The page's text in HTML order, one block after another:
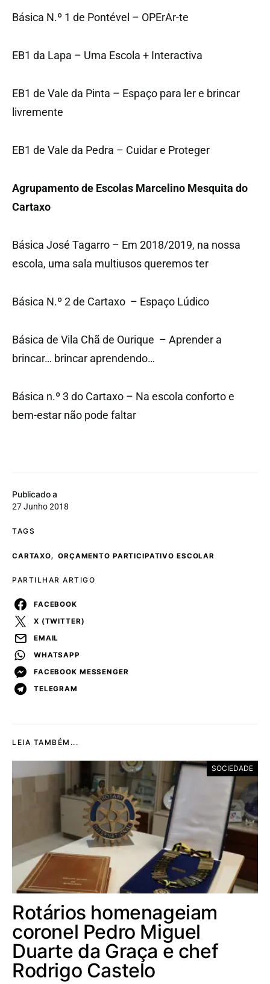
Publicado a
27 Junho 2018
TAGS
CARTAXO, ORÇAMENTO PARTICIPATIVO ESCOLAR
PARTILHAR ARTIGO
FACEBOOK
X (TWITTER)
EMAIL
WHATSAPP
FACEBOOK MESSENGER
TELEGRAM
Básica N.º 1 de Pontével – OPErAr-te
EB1 da Lapa – Uma Escola + Interactiva
EB1 de Vale da Pinta – Espaço para ler e brincar
livremente
EB1 de Vale da Pedra – Cuidar e Proteger
Agrupamento de Escolas Marcelino Mesquita do
Cartaxo
Básica José Tagarro – Em 2018/2019, na nossa
escola, uma sala multiusos queremos ter
Básica N.º 2 de Cartaxo ­ – Espaço Lúdico
Básica de Vila Chã de Ourique ­ – Aprender a
brincar… brincar aprendendo…
Básica n.º 3 do Cartaxo – Na escola conforto e
bem-estar não pode faltar
LEIA TAMBÉM...
SOCIEDADE
Rotários homenageiam
coronel Pedro Miguel
Duarte da Graça e chef
Rodrigo Castelo